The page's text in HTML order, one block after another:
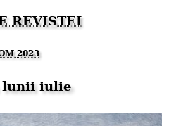
REVISTEI
2023
lunii iulie